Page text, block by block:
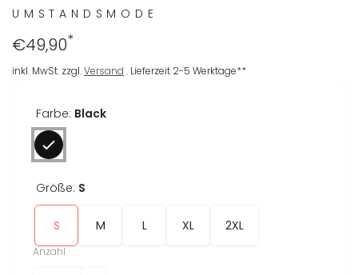
UMSTANDSMODE
Regulärer
Preis
€49,90*
inkl. MwSt. zzgl.Versand . Lieferzeit 2-5 Werktage**
Farbe: Black
Größe: S
S M L XL 2XL
Anzahl